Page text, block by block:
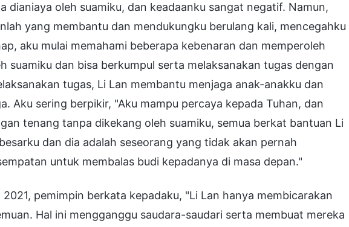
dianiaya oleh suamiku, dan keadaanku sangat negatif. Namun,
yang membantu dan mendukungku berulang kali, mencegahku
aku mulai memahami beberapa kebenaran dan memperoleh
suamiku dan bisa berkumpul serta melaksanakan tugas dengan
tugas, Li Lan membantu menjaga anak-anakku dan
Aku sering berpikir, "Aku mampu percaya kepada Tuhan, dan
tenang tanpa dikekang oleh suamiku, semua berkat bantuan Li
dan dia adalah seseorang yang tidak akan pernah
untuk membalas budi kepadanya di masa depan."
pemimpin berkata kepadaku, "Li Lan hanya membicarakan
Hal ini mengganggu saudara-saudari serta membuat mereka